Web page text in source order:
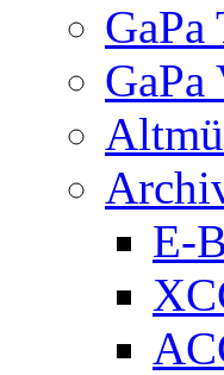
GaPa
GaPa
E-